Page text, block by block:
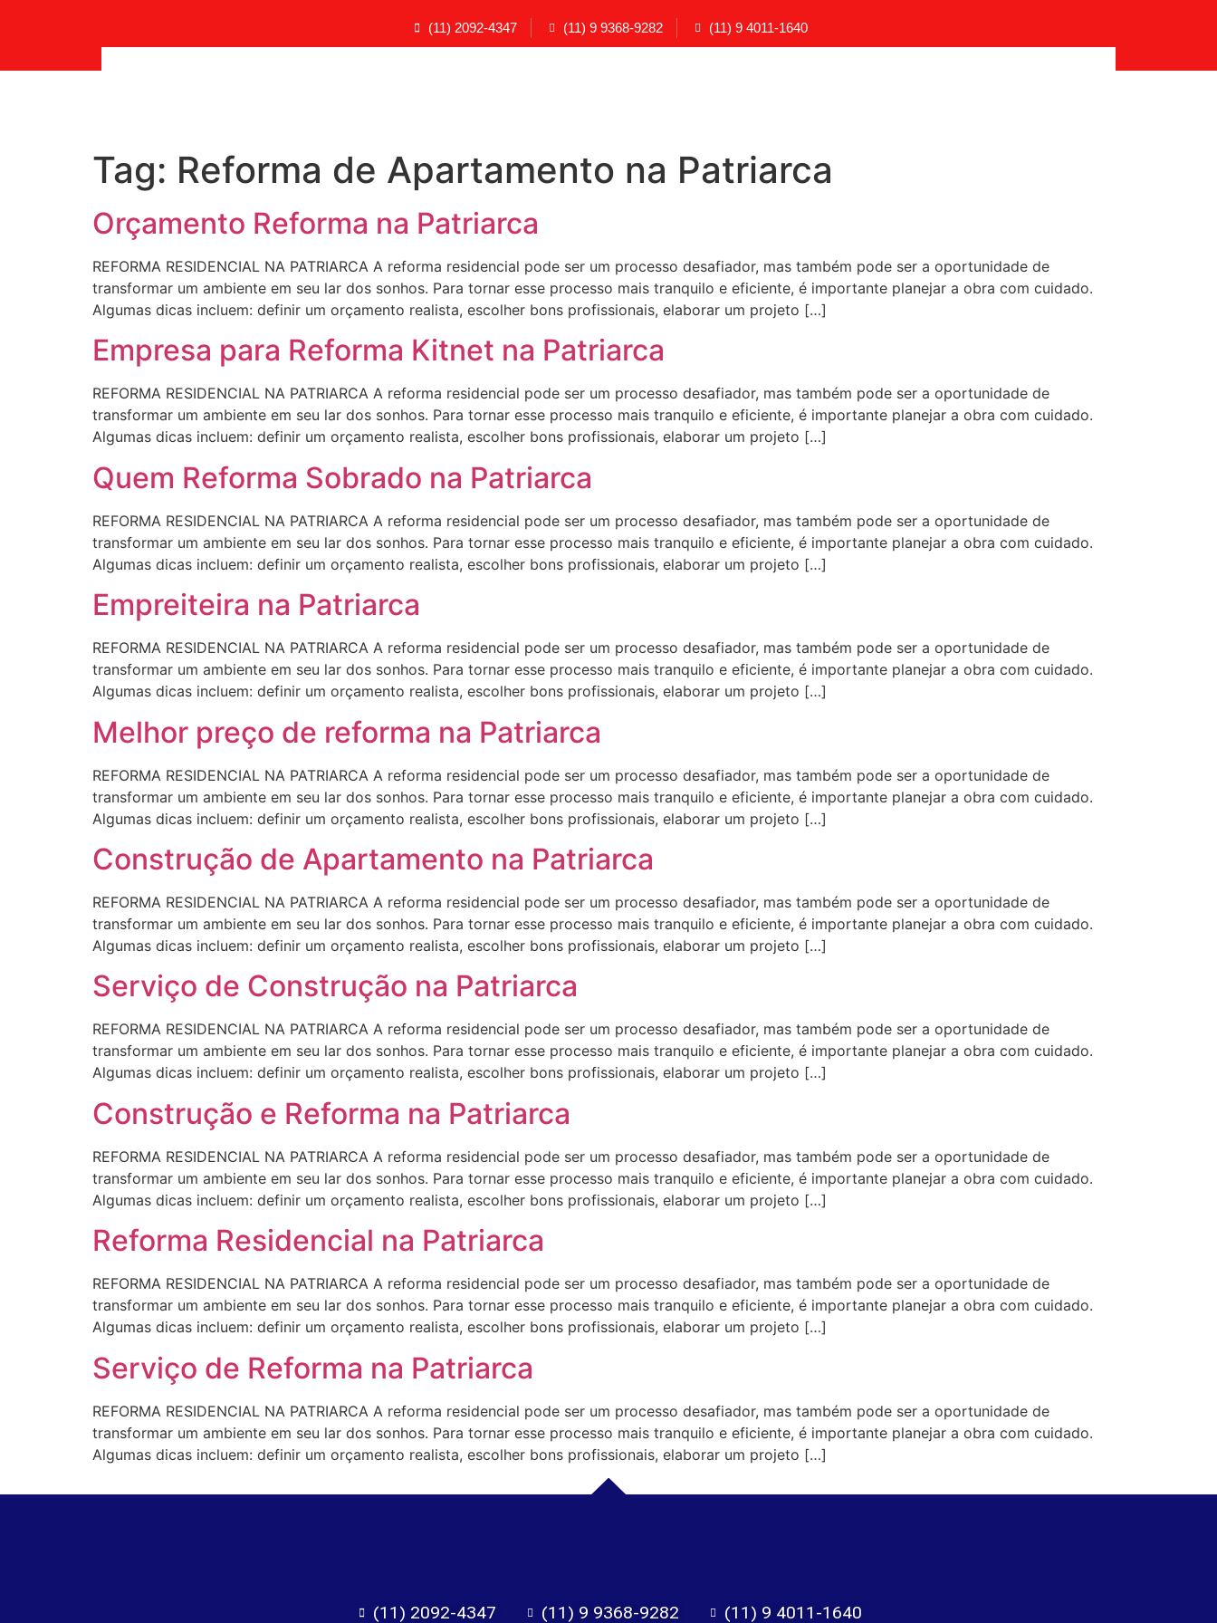
(11) 2092-4347 (11) 9 9368-9282 (11) 9 4011-1640
Tag: Reforma de Apartamento na Patriarca
Orçamento Reforma na Patriarca
REFORMA RESIDENCIAL NA PATRIARCA A reforma residencial pode ser um processo desafiador, mas também pode ser a oportunidade de
transformar um ambiente em seu lar dos sonhos. Para tornar esse processo mais tranquilo e eficiente, é importante planejar a obra com cuidado.
Algumas dicas incluem: definir um orçamento realista, escolher bons profissionais, elaborar um projeto […]
Empresa para Reforma Kitnet na Patriarca
REFORMA RESIDENCIAL NA PATRIARCA A reforma residencial pode ser um processo desafiador, mas também pode ser a oportunidade de
transformar um ambiente em seu lar dos sonhos. Para tornar esse processo mais tranquilo e eficiente, é importante planejar a obra com cuidado.
Algumas dicas incluem: definir um orçamento realista, escolher bons profissionais, elaborar um projeto […]
Quem Reforma Sobrado na Patriarca
REFORMA RESIDENCIAL NA PATRIARCA A reforma residencial pode ser um processo desafiador, mas também pode ser a oportunidade de
transformar um ambiente em seu lar dos sonhos. Para tornar esse processo mais tranquilo e eficiente, é importante planejar a obra com cuidado.
Algumas dicas incluem: definir um orçamento realista, escolher bons profissionais, elaborar um projeto […]
Empreiteira na Patriarca
REFORMA RESIDENCIAL NA PATRIARCA A reforma residencial pode ser um processo desafiador, mas também pode ser a oportunidade de
transformar um ambiente em seu lar dos sonhos. Para tornar esse processo mais tranquilo e eficiente, é importante planejar a obra com cuidado.
Algumas dicas incluem: definir um orçamento realista, escolher bons profissionais, elaborar um projeto […]
Melhor preço de reforma na Patriarca
REFORMA RESIDENCIAL NA PATRIARCA A reforma residencial pode ser um processo desafiador, mas também pode ser a oportunidade de
transformar um ambiente em seu lar dos sonhos. Para tornar esse processo mais tranquilo e eficiente, é importante planejar a obra com cuidado.
Algumas dicas incluem: definir um orçamento realista, escolher bons profissionais, elaborar um projeto […]
Construção de Apartamento na Patriarca
REFORMA RESIDENCIAL NA PATRIARCA A reforma residencial pode ser um processo desafiador, mas também pode ser a oportunidade de
transformar um ambiente em seu lar dos sonhos. Para tornar esse processo mais tranquilo e eficiente, é importante planejar a obra com cuidado.
Algumas dicas incluem: definir um orçamento realista, escolher bons profissionais, elaborar um projeto […]
Serviço de Construção na Patriarca
REFORMA RESIDENCIAL NA PATRIARCA A reforma residencial pode ser um processo desafiador, mas também pode ser a oportunidade de
transformar um ambiente em seu lar dos sonhos. Para tornar esse processo mais tranquilo e eficiente, é importante planejar a obra com cuidado.
Algumas dicas incluem: definir um orçamento realista, escolher bons profissionais, elaborar um projeto […]
Construção e Reforma na Patriarca
REFORMA RESIDENCIAL NA PATRIARCA A reforma residencial pode ser um processo desafiador, mas também pode ser a oportunidade de
transformar um ambiente em seu lar dos sonhos. Para tornar esse processo mais tranquilo e eficiente, é importante planejar a obra com cuidado.
Algumas dicas incluem: definir um orçamento realista, escolher bons profissionais, elaborar um projeto […]
Reforma Residencial na Patriarca
REFORMA RESIDENCIAL NA PATRIARCA A reforma residencial pode ser um processo desafiador, mas também pode ser a oportunidade de
transformar um ambiente em seu lar dos sonhos. Para tornar esse processo mais tranquilo e eficiente, é importante planejar a obra com cuidado.
Algumas dicas incluem: definir um orçamento realista, escolher bons profissionais, elaborar um projeto […]
Serviço de Reforma na Patriarca
REFORMA RESIDENCIAL NA PATRIARCA A reforma residencial pode ser um processo desafiador, mas também pode ser a oportunidade de
transformar um ambiente em seu lar dos sonhos. Para tornar esse processo mais tranquilo e eficiente, é importante planejar a obra com cuidado.
Algumas dicas incluem: definir um orçamento realista, escolher bons profissionais, elaborar um projeto […]
(11) 2092-4347 (11) 9 9368-9282 (11) 9 4011-1640